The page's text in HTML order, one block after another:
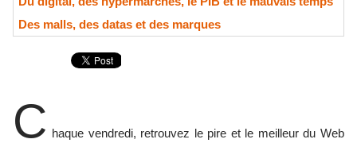
Des malls, des datas et des marques
C haque vendredi, retrouvez le pire et le meilleur du Web